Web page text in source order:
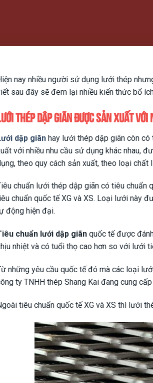
nay nhiều người sử dụng lưới thép
sau đây sẽ đem lại nhiều kiến thức bổ
thép dập giãn được sản xuất
dập giãn hay lưới thép dập giãn còn
với nhiều nhu cầu sử dụng khác nhau,
theo quy cách sản xuất, theo loại chất
chuẩn lưới thép dập giãn có tiêu chuẩn
chuẩn quốc tế XG và XS. Loại lưới này
động hiện đại.
chuẩn lưới dập giãn quốc tế được
nhiệt và có tuổi thọ cao hơn so với lưới
những yêu cầu quốc tế đó mà các loại
ty TNHH thép Shang Kai đang cung
tiêu chuẩn quốc tế XG và XS thì lưới